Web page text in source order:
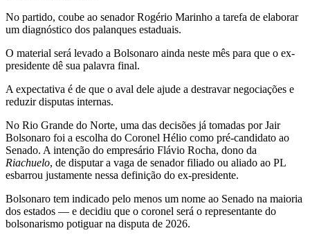
No partido, coube ao senador Rogério Marinho a tarefa de elaborar
um diagnóstico dos palanques estaduais.
O material será levado a Bolsonaro ainda neste mês para que o ex-
presidente dê sua palavra final.
A expectativa é de que o aval dele ajude a destravar negociações e
reduzir disputas internas.
No Rio Grande do Norte, uma das decisões já tomadas por Jair
Bolsonaro foi a escolha do Coronel Hélio como pré-candidato ao
Senado. A intenção do empresário Flávio Rocha, dono da
Riachuelo, de disputar a vaga de senador filiado ou aliado ao PL
esbarrou justamente nessa definição do ex-presidente.
Bolsonaro tem indicado pelo menos um nome ao Senado na maioria
dos estados — e decidiu que o coronel será o representante do
bolsonarismo potiguar na disputa de 2026.